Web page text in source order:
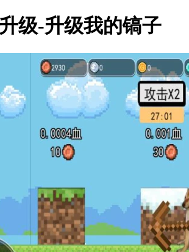
级-升级我的镐子